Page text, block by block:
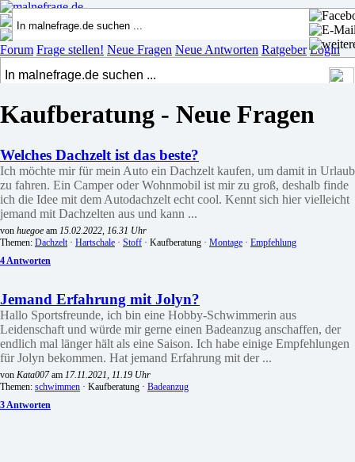
Forum Frage stellen! Neue Fragen Neue Antworten Ratgeber Login
Kaufberatung - Neue Fragen
Welches Dachzelt ist das beste?
Ich möchte mir für mein Auto ein Dachzelt kaufen, um damit in Urlaub
zu fahren. Ein Camper oder Wohnmobil ist mir zu groß, deshalb finde
ich die Idee mit dem Autodachzelt echt cool. Kennt sich hier vielleicht
jemand mit Dachzelten aus und kann ...
von huegoe am 15.02.2022, 16.31 Uhr
Themen: Dachzelt· Hartschale · Stoff · Kaufberatung · Montage · Empfehlung
4 Antworten
Jemand Erfahrung mit Jolyn?
Hallo Sportsfreunde, ich bin eine Hobby-Schwimmerin aus
Leidenschaft und würde mir gerne einen Badeanzug anschaffen, der
endlich mal länger hält als eine Saison. Ich habe einige Empfehlungen
für Jolyn bekommen. Hat jemand Erfahrung mit der ...
von Kata007am 17.11.2021, 11.19 Uhr
Themen: schwimmen · Kaufberatung · Badeanzug
3 Antworten